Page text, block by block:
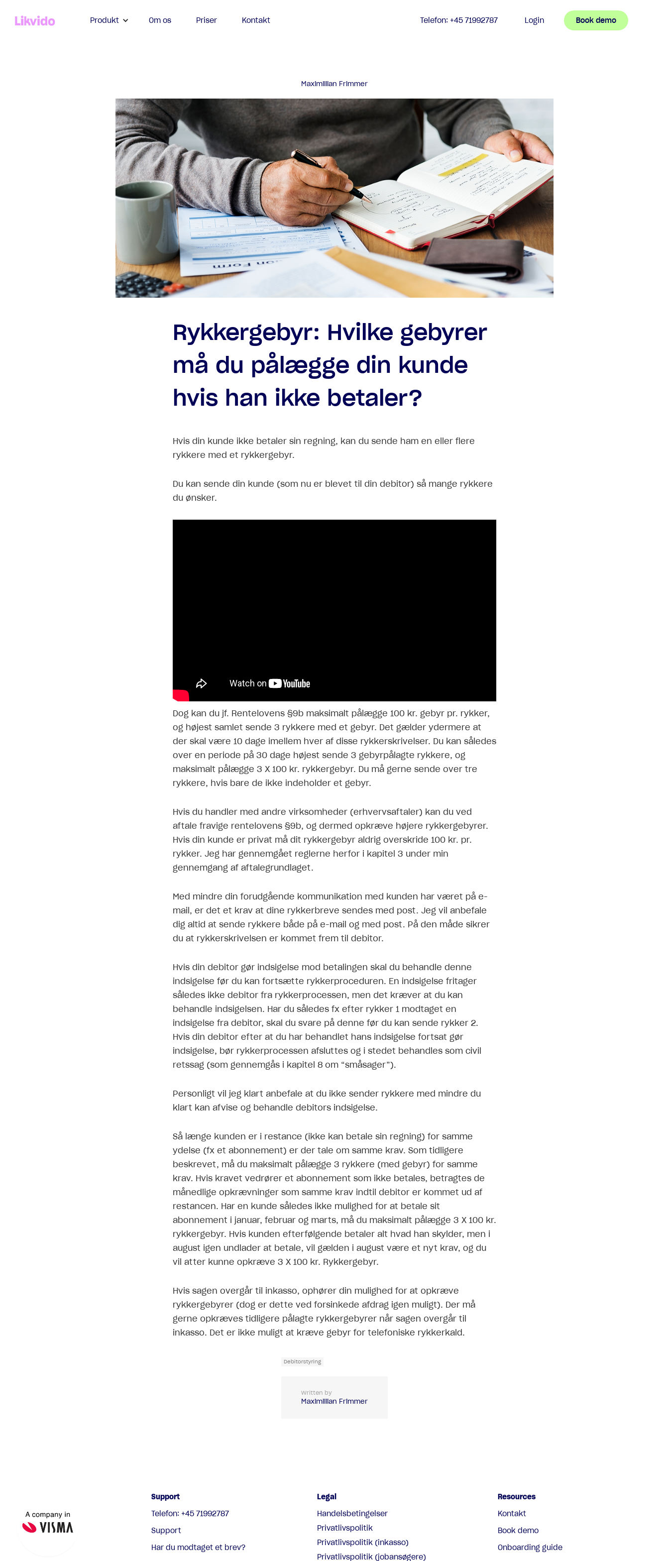
Produkt Om os Priser Kontakt Telefon: +45 71992787 Login Book demo
Maximillian Frimmer
Rykkergebyr: Hvilke gebyrer
må du pålægge din kunde
hvis han ikke betaler?
Hvis din kunde ikke betaler sin regning, kan du sende ham en eller flere
rykkere med et rykkergebyr.
Du kan sende din kunde (som nu er blevet til din debitor) så mange rykkere
du ønsker.
Dog kan du jf. Rentelovens §9b maksimalt pålægge 100 kr. gebyr pr. rykker,
og højest samlet sende 3 rykkere med et gebyr. Det gælder ydermere at
der skal være 10 dage imellem hver af disse rykkerskrivelser. Du kan således
over en periode på 30 dage højest sende 3 gebyrpålagte rykkere, og
maksimalt pålægge 3 X 100 kr. rykkergebyr. Du må gerne sende over tre
rykkere, hvis bare de ikke indeholder et gebyr.
Hvis du handler med andre virksomheder (erhvervsaftaler) kan du ved
aftale fravige rentelovens §9b, og dermed opkræve højere rykkergebyrer.
Hvis din kunde er privat må dit rykkergebyr aldrig overskride 100 kr. pr.
rykker. Jeg har gennemgået reglerne herfor i kapitel 3 under min
gennemgang af aftalegrundlaget.
Med mindre din forudgående kommunikation med kunden har været på e-
mail, er det et krav at dine rykkerbreve sendes med post. Jeg vil anbefale
dig altid at sende rykkere både på e-mail og med post. På den måde sikrer
du at rykkerskrivelsen er kommet frem til debitor.
Hvis din debitor gør indsigelse mod betalingen skal du behandle denne
indsigelse før du kan fortsætte rykkerproceduren. En indsigelse fritager
således ikke debitor fra rykkerprocessen, men det kræver at du kan
behandle indsigelsen. Har du således fx efter rykker 1 modtaget en
indsigelse fra debitor, skal du svare på denne før du kan sende rykker 2.
Hvis din debitor efter at du har behandlet hans indsigelse fortsat gør
indsigelse, bør rykkerprocessen afsluttes og i stedet behandles som civil
retssag (som gennemgås i kapitel 8 om “småsager”).
Personligt vil jeg klart anbefale at du ikke sender rykkere med mindre du
klart kan afvise og behandle debitors indsigelse.
Så længe kunden er i restance (ikke kan betale sin regning) for samme
ydelse (fx et abonnement) er der tale om samme krav. Som tidligere
beskrevet, må du maksimalt pålægge 3 rykkere (med gebyr) for samme
krav. Hvis kravet vedrører et abonnement som ikke betales, betragtes de
månedlige opkrævninger som samme krav indtil debitor er kommet ud af
restancen. Har en kunde således ikke mulighed for at betale sit
abonnement i januar, februar og marts, må du maksimalt pålægge 3 X 100 kr.
rykkergebyr. Hvis kunden efterfølgende betaler alt hvad han skylder, men i
august igen undlader at betale, vil gælden i august være et nyt krav, og du
vil atter kunne opkræve 3 X 100 kr. Rykkergebyr.
Hvis sagen overgår til inkasso, ophører din mulighed for at opkræve
rykkergebyrer (dog er dette ved forsinkede afdrag igen muligt). Der må
gerne opkræves tidligere pålagte rykkergebyrer når sagen overgår til
inkasso. Det er ikke muligt at kræve gebyr for telefoniske rykkerkald.
Debitorstyring
Written by
Maximillian Frimmer
Support
Telefon: +45 71992787
Support
Har du modtaget et brev?
Legal
Handelsbetingelser
Privatlivspolitik
Privatlivspolitik (inkasso)
Privatlivspolitik (jobansøgere)
Resources
Kontakt
Book demo
Onboarding guide